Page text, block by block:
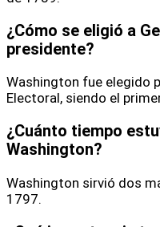
¿Cómo se eligió a
presidente?
Washington fue elegido
Electoral, siendo el
¿Cuánto tiempo
Washington?
Washington sirvió dos
1797.